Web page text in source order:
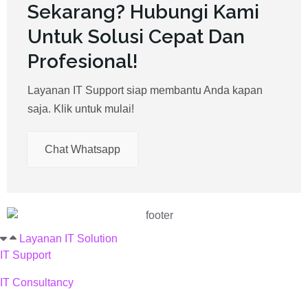
Sekarang? Hubungi Kami
Untuk Solusi Cepat Dan
Profesional!
Layanan IT Support siap membantu Anda kapan
saja. Klik untuk mulai!
Chat Whatsapp
Layanan IT Solution
IT Support
IT Consultancy